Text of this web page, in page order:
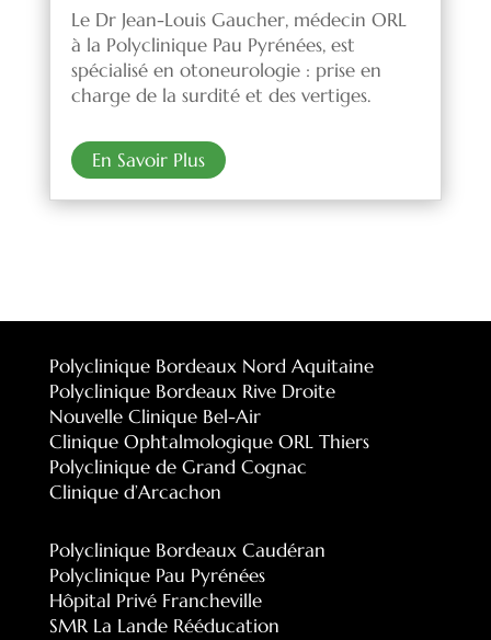
Le Dr Jean-Louis Gaucher, médecin ORL
à la Polyclinique Pau Pyrénées, est
spécialisé en otoneurologie : prise en
charge de la surdité et des vertiges.
En Savoir Plus
Polyclinique Bordeaux Nord Aquitaine
Polyclinique Bordeaux Rive Droite
Nouvelle Clinique Bel-Air
Clinique Ophtalmologique ORL Thiers
Polyclinique de Grand Cognac
Clinique d’Arcachon
Polyclinique Bordeaux Caudéran
Polyclinique Pau Pyrénées
Hôpital Privé Francheville
SMR La Lande Rééducation